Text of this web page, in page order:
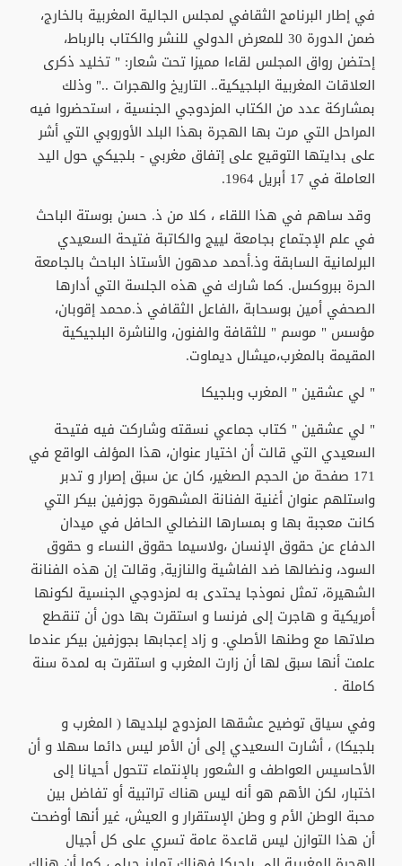
في إطار البرنامج الثقافي لمجلس الجالية المغربية بالخارج،
ضمن الدورة 30 للمعرض الدولي للنشر والكتاب بالرباط،
إحتضن رواق المجلس لقاءا مميزا تحت شعار: " تخليد ذكرى
العلاقات المغربية البلجيكية.. التاريخ والهجرات .." وذلك
بمشاركة عدد من الكتاب المزدوجي الجنسية ، استحضروا فيه
المراحل التي مرت بها الهجرة بهذا البلد الأوروبي التي أشر
على بدايتها التوقيع على إتفاق مغربي - بلجيكي حول اليد
العاملة في 17 أبريل 1964.
وقد ساهم في هذا اللقاء ، كلا من ذ. حسن بوستة الباحث
في علم الإجتماع بجامعة لييج والكاتبة فتيحة السعيدي
البرلمانية السابقة وذ.أحمد مدهون الأستاذ الباحث بالجامعة
الحرة ببروكسل. كما شارك في هذه الجلسة التي أدارها
الصحفي أمين بوسحابة ،الفاعل الثقافي ذ.محمد إقوبان،
مؤسس " موسم " للثقافة والفنون، والناشرة البلجيكية
المقيمة بالمغرب،ميشال ديماوت.
" لي عشقين " المغرب وبلجيكا
" لي عشقين " كتاب جماعي نسقته وشاركت فيه فتيحة
السعيدي التي قالت أن اختيار عنوان، هذا المؤلف الواقع في
171 صفحة من الحجم الصغير، كان عن سبق إصرار و تدبر
واستلهم عنوان أغنية الفنانة المشهورة جوزفين بيكر التي
كانت معجبة بها و بمسارها النضالي الحافل في ميدان
الدفاع عن حقوق الإنسان ،ولاسيما حقوق النساء و حقوق
السود، ونضالها ضد الفاشية والنازية, وقالت إن هذه الفنانة
الشهيرة، تمثل نموذجا يحتدى به لمزدوجي الجنسية لكونها
أمريكية و هاجرت إلى فرنسا و استقرت بها دون أن تنقطع
صلاتها مع وطنها الأصلي. و زاد إعجابها بجوزفين بيكر عندما
علمت أنها سبق لها أن زارت المغرب و استقرت به لمدة سنة
كاملة .
وفي سياق توضيح عشقها المزدوج لبلديها ( المغرب و
بلجيكا) ، أشارت السعيدي إلى أن الأمر ليس دائما سهلا و أن
الأحاسيس العواطف و الشعور بالإنتماء تتحول أحيانا إلى
اختبار، لكن الأهم هو أنه ليس هناك تراتبية أو تفاضل بين
محبة الوطن الأم و وطن الإستقرار و العيش، غير أنها أوضحت
أن هذا التوازن ليس قاعدة عامة تسري على كل أجيال